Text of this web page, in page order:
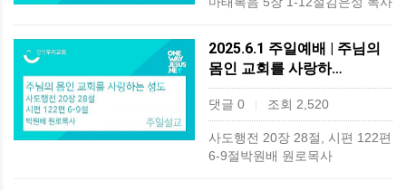
2025.6.1 주일예배 | 주님의
몸인 교회를 사랑하…
댓글 0 | 조회 2,520
사도행전 20장 28절, 시편 122편
6-9절박원배 원로목사